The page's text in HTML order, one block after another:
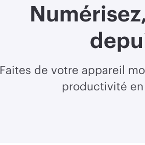
Faites de votre appareil
productivité en